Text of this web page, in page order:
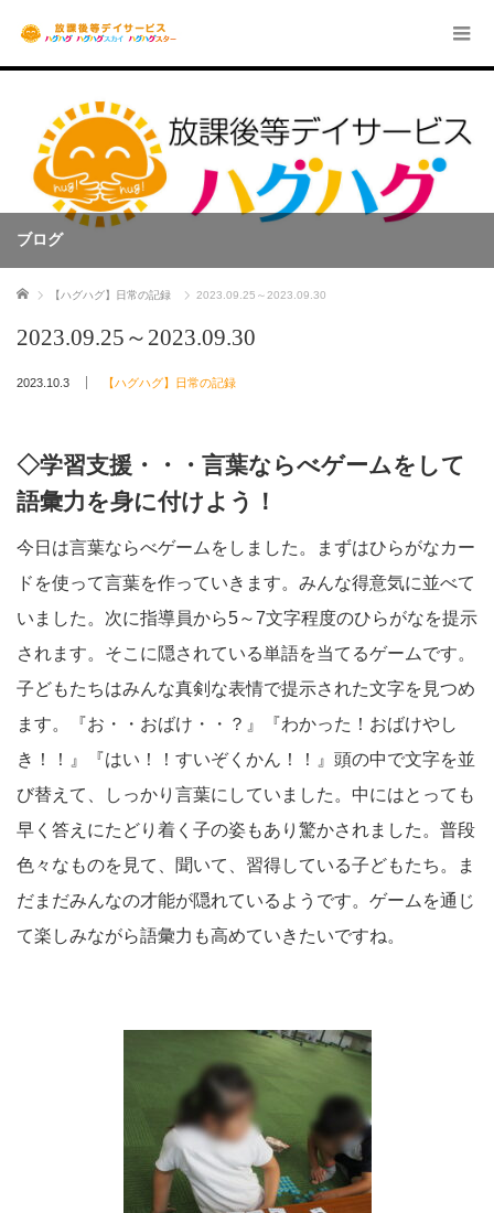
ブログ
ホーム 【ハグハグ】日常の記録 2023.09.25～2023.09.30
2023.09.25～2023.09.30
2023.10.3 【ハグハグ】日常の記録
◇学習支援・・・言葉ならべゲームをして
語彙力を身に付けよう！
今日は言葉ならべゲームをしました。まずはひらがなカー
ドを使って言葉を作っていきます。みんな得意気に並べて
いました。次に指導員から5～7文字程度のひらがなを提示
されます。そこに隠されている単語を当てるゲームです。
子どもたちはみんな真剣な表情で提示された文字を見つめ
ます。『お・・おばけ・・？』『わかった！おばけやし
き！！』『はい！！すいぞくかん！！』頭の中で文字を並
び替えて、しっかり言葉にしていました。中にはとっても
早く答えにたどり着く子の姿もあり驚かされました。普段
色々なものを見て、聞いて、習得している子どもたち。ま
だまだみんなの才能が隠れているようです。ゲームを通じ
て楽しみながら語彙力も高めていきたいですね。